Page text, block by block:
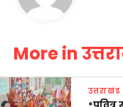
More in
उत्तराखंड